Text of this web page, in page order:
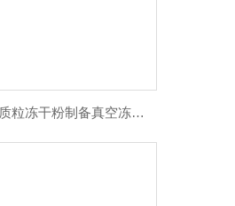
大学实验室科研质粒冻干粉制备真空冻干机